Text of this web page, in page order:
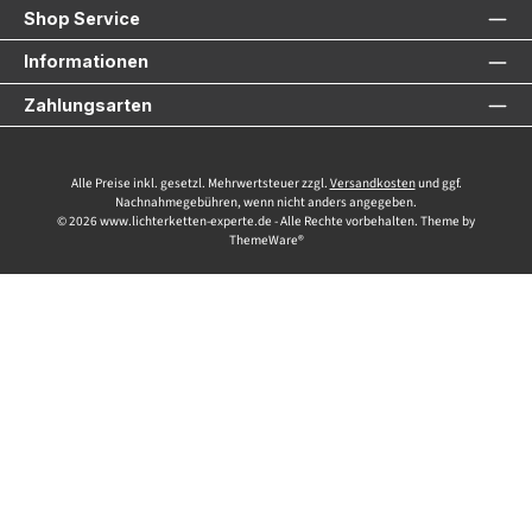
Shop Service
Informationen
Zahlungsarten
Alle Preise inkl. gesetzl. Mehrwertsteuer zzgl. Versandkostenund ggf.
Nachnahmegebühren, wenn nicht anders angegeben.
© 2026 www.lichterketten-experte.de - Alle Rechte vorbehalten. Theme by
ThemeWare®